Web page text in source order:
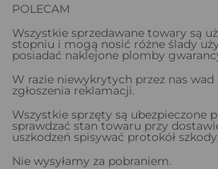
POLECAM
Wszystkie sprzedawane towary są
stopniu i mogą nosić różne ślady
posiadać naklejone plomby
W razie niewykrytych przez nas wad
zgłoszenia reklamacji.
Wszystkie sprzęty są ubezpieczone
sprawdzać stan towaru przy
uszkodzeń spisywać protokół szkody.
Nie wysyłamy za pobraniem.